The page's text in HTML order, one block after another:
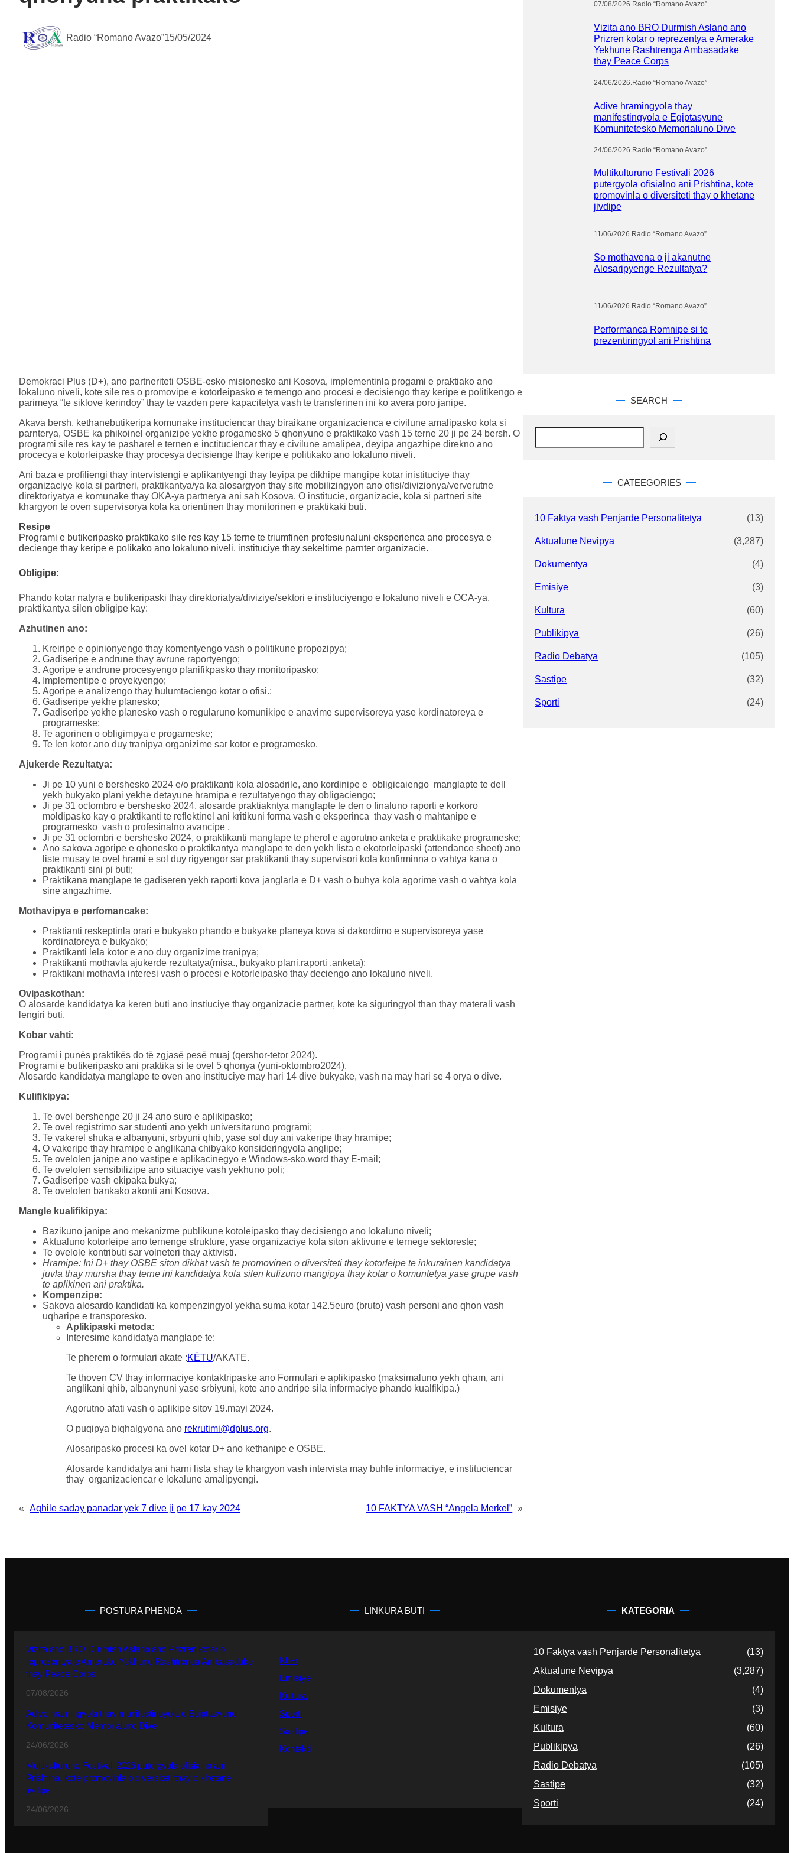
Radio “Romano Avazo”15/05/2024
Demokraci Plus (D+), ano partneriteti OSBE-esko misionesko ani Kosova, implementinla progami e praktiako ano
lokaluno niveli, kote sile res o promovipe e kotorleipasko e ternengo ano procesi e decisiengo thay keripe e politikengo e
parimeya “te siklove kerindoy” thay te vazden pere kapacitetya vash te transferinen ini ko avera poro janipe.
Akava bersh, kethanebutikeripa komunake instituciencar thay biraikane organizacienca e civilune amalipasko kola si
parnterya, OSBE ka phikoinel organizipe yekhe progamesko 5 qhonyuno e praktikako vash 15 terne 20 ji pe 24 bersh. O
programi sile res kay te pasharel e ternen e inctituciencar thay e civilune amalipea, deyipa angazhipe direkno ano
procecya e kotorleipaske thay procesya decisienge thay keripe e politikako ano lokaluno niveli.
Ani baza e profiliengi thay intervistengi e aplikantyengi thay leyipa pe dikhipe mangipe kotar inistituciye thay
organizaciye kola si partneri, praktikantya/ya ka alosargyon thay site mobilizingyon ano ofisi/divizionya/ververutne
direktoriyatya e komunake thay OKA-ya partnerya ani sah Kosova. O institucie, organizacie, kola si partneri site
khargyon te oven supervisorya kola ka orientinen thay monitorinen e praktikaki buti.
Resipe
Programi e butikeripasko praktikako sile res kay 15 terne te triumfinen profesiunaluni eksperienca ano procesya e
decienge thay keripe e polikako ano lokaluno niveli, instituciye thay sekeltime parnter organizacie.
Obligipe:
Phando kotar natyra e butikeripaski thay direktoriatya/diviziye/sektori e instituciyengo e lokaluno niveli e OCA-ya,
praktikantya silen obligipe kay:
Azhutinen ano:
Kreiripe e opinionyengo thay komentyengo vash o politikune propozipya;
Gadiseripe e andrune thay avrune raportyengo;
Agoripe e andrune procesyengo planifikpasko thay monitoripasko;
Implementipe e proyekyengo;
Agoripe e analizengo thay hulumtaciengo kotar o ofisi.;
Gadiseripe yekhe planesko;
Gadiseripe yekhe planesko vash o regularuno komunikipe e anavime supervisoreya yase kordinatoreya e
programeske;
Te agorinen o obligimpya e progameske;
Te len kotor ano duy tranipya organizime sar kotor e programesko.
Ajukerde Rezultatya:
Ji pe 10 yuni e bershesko 2024 e/o praktikanti kola alosadrile, ano kordinipe e obligicaiengo manglapte te dell
yekh bukyako plani yekhe detayune hramipa e rezultatyengo thay obligaciengo;
Ji pe 31 octombro e bershesko 2024, alosarde praktiakntya manglapte te den o finaluno raporti e korkoro
moldipasko kay o praktikanti te reflektinel ani kritikuni forma vash e eksperinca thay vash o mahtanipe e
programesko vash o profesinalno avancipe .
Ji pe 31 octombri e bershesko 2024, o praktikanti manglape te pherol e agorutno anketa e praktikake programeske;
Ano sakova agoripe e qhonesko o praktikantya manglape te den yekh lista e ekotorleipaski (attendance sheet) ano
liste musay te ovel hrami e sol duy rigyengor sar praktikanti thay supervisori kola konfirminna o vahtya kana o
praktikanti sini pi buti;
Praktikana manglape te gadiseren yekh raporti kova janglarla e D+ vash o buhya kola agorime vash o vahtya kola
sine angazhime.
Mothavipya e perfomancake:
Praktianti reskeptinla orari e bukyako phando e bukyake planeya kova si dakordimo e supervisoreya yase
kordinatoreya e bukyako;
Praktikanti lela kotor e ano duy organizime tranipya;
Praktikanti mothavla ajukerde rezultatya(misa., bukyako plani,raporti ,anketa);
Praktikani mothavla interesi vash o procesi e kotorleipasko thay deciengo ano lokaluno niveli.
Ovipaskothan:
O alosarde kandidatya ka keren buti ano instiuciye thay organizacie partner, kote ka siguringyol than thay materali vash
lengiri buti.
Kobar vahti:
Programi i punës praktikës do të zgjasë pesë muaj (qershor-tetor 2024).
Programi e butikeripasko ani praktika si te ovel 5 qhonya (yuni-oktombro2024).
Alosarde kandidatya manglape te oven ano instituciye may hari 14 dive bukyake, vash na may hari se 4 orya o dive.
Kulifikipya:
Te ovel bershenge 20 ji 24 ano suro e aplikipasko;
Te ovel registrimo sar studenti ano yekh universitaruno programi;
Te vakerel shuka e albanyuni, srbyuni qhib, yase sol duy ani vakeripe thay hramipe;
O vakeripe thay hramipe e anglikana chibyako konsideringyola anglipe;
Te ovelolen janipe ano vastipe e aplikacinegyo e Windows-sko,word thay E-mail;
Te ovelolen sensibilizipe ano situaciye vash yekhuno poli;
Gadiseripe vash ekipaka bukya;
Te ovelolen bankako akonti ani Kosova.
Mangle kualifikipya:
Bazikuno janipe ano mekanizme publikune kotoleipasko thay decisiengo ano lokaluno niveli;
Aktualuno kotorleipe ano ternenge strukture, yase organizaciye kola siton aktivune e ternege sektoreste;
Te ovelole kontributi sar volneteri thay aktivisti.
Hramipe: Ini D+ thay OSBE siton dikhat vash te promovinen o diversiteti thay kotorleipe te inkurainen kandidatya
juvla thay mursha thay terne ini kandidatya kola silen kufizuno mangipya thay kotar o komuntetya yase grupe vash
te aplikinen ani praktika.
Kompenzipe:
Sakova alosardo kandidati ka kompenzingyol yekha suma kotar 142.5euro (bruto) vash personi ano qhon vash
uqharipe e transporesko.
Aplikipaski metoda:
Interesime kandidatya manglape te:
Te pherem o formulari akate :KËTU/AKATE.
Te thoven CV thay informaciye kontaktripaske ano Formulari e aplikipasko (maksimaluno yekh qham, ani
anglikani qhib, albanynuni yase srbiyuni, kote ano andripe sila informaciye phando kualfikipa.)
Agorutno afati vash o aplikipe sitov 19.mayi 2024.
O puqipya biqhalgyona ano rekrutimi@dplus.org.
Alosaripasko procesi ka ovel kotar D+ ano kethanipe e OSBE.
Alosarde kandidatya ani harni lista shay te khargyon vash intervista may buhle informaciye, e instituciencar
thay organizaciencar e lokalune amalipyengi.
« Aqhile saday panadar yek 7 dive ji pe 17 kay 2024 10 FAKTYA VASH “Angela Merkel” »
07/08/2026.Radio “Romano Avazo”
Vizita ano BRO Durmish Aslano ano
Prizren kotar o reprezentya e Amerake
Yekhune Rashtrenga Ambasadake
thay Peace Corps
24/06/2026.Radio “Romano Avazo”
Adive hramingyola thay
manifestingyola e Egiptasyune
Komunitetesko Memorialuno Dive
24/06/2026 Radio “Romano Avazo”
Multikulturuno Festivali 2026
putergyola ofisialno ani Prishtina, kote
promovinla o diversiteti thay o khetane
jivdipe
11/06/2026.Radio “Romano Avazo”
So mothavena o ji akanutne
Alosaripyenge Rezultatya?
11/06/2026.Radio “Romano Avazo”
Performanca Romnipe si te
prezentiringyol ani Prishtina
SEARCH
S
CATEEGORIES
10 Faktya vash Penjarde Personalitetya (13)
Aktualune Nevipya (3,287)
Dokumentya (4)
Emisiye (3)
Kultura (60)
Publikipya (26)
Radio Debatya (105)
Sastipe (32)
Sporti (24)
POSTURA PHENDA
Vizita ano BRO Durmish Aslano ano Prizren kotar o
reprezentya e Amerake Yekhune Rashtrenga Ambasadake
thay Peace Corps
07/08/2026
Adive hramingyola thay manifestingyola e Egiptasyune
Komunitetesko Memorialuno Dive
24/06/2026
Multikulturuno Festivali 2026 putergyola ofisialno ani
Prishtina, kote promovinla o diversiteti thay o khetane
jivdipe
24/06/2026
LINKURA BUTI
Kher
Emisiye
Kultura
Sporti
Sastipe
Kontakti
KATEGORIA
10 Faktya vash Penjarde Personalitetya
(13)
Aktualune Nevipya
(3,287)
Dokumentya
(4)
Emisiye
(3)
Kultura
(60)
Publikipya
(26)
Radio Debatya
(105)
Sastipe
(32)
Sporti
(24)